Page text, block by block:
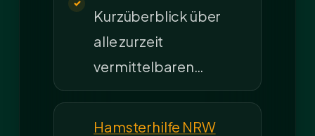
Kurzüberblick über
alle zurzeit
vermittelbaren…
Hamsterhilfe NRW